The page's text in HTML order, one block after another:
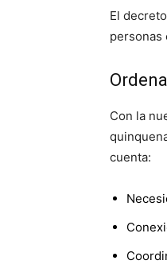
El
personas
Con la
cuenta: